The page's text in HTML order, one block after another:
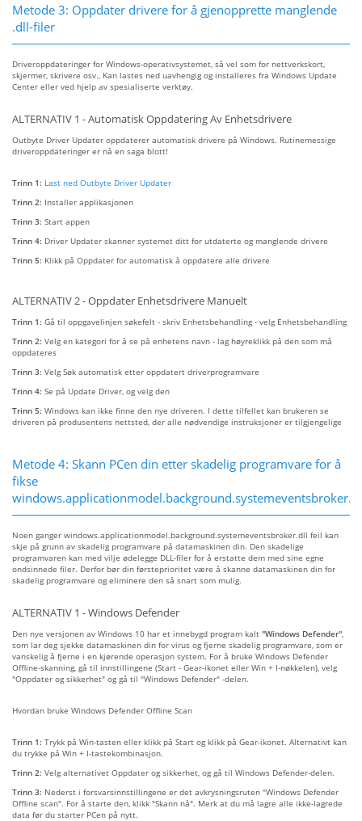
Metode 3: Oppdater drivere for å gjenopprette manglende
.dll-filer
Driveroppdateringer for Windows-operativsystemet, så vel som for nettverkskort,
skjermer, skrivere osv., Kan lastes ned uavhengig og installeres fra Windows Update
Center eller ved hjelp av spesialiserte verktøy.
ALTERNATIV 1 - Automatisk Oppdatering Av Enhetsdrivere
Outbyte Driver Updater oppdaterer automatisk drivere på Windows. Rutinemessige
driveroppdateringer er nå en saga blott!
Trinn 1: Last ned Outbyte Driver Updater
Trinn 2: Installer applikasjonen
Trinn 3: Start appen
Trinn 4: Driver Updater skanner systemet ditt for utdaterte og manglende drivere
Trinn 5: Klikk på Oppdater for automatisk å oppdatere alle drivere
ALTERNATIV 2 - Oppdater Enhetsdrivere Manuelt
Trinn 1: Gå til oppgavelinjen søkefelt - skriv Enhetsbehandling - velg Enhetsbehandling
Trinn 2: Velg en kategori for å se på enhetens navn - lag høyreklikk på den som må
oppdateres
Trinn 3: Velg Søk automatisk etter oppdatert driverprogramvare
Trinn 4: Se på Update Driver, og velg den
Trinn 5: Windows kan ikke finne den nye driveren. I dette tilfellet kan brukeren se
driveren på produsentens nettsted, der alle nødvendige instruksjoner er tilgjengelige
Metode 4: Skann PCen din etter skadelig programvare for å
fikse
Noen ganger windows.applicationmodel.background.systemeventsbroker.dll feil kan
skje på grunn av skadelig programvare på datamaskinen din. Den skadelige
programvaren kan med vilje ødelegge DLL-filer for å erstatte dem med sine egne
ondsinnede filer. Derfor bør din førsteprioritet være å skanne datamaskinen din for
skadelig programvare og eliminere den så snart som mulig.
ALTERNATIV 1 - Windows Defender
Den nye versjonen av Windows 10 har et innebygd program kalt "Windows Defender"
som lar deg sjekke datamaskinen din for virus og fjerne skadelig programvare, som er
vanskelig å fjerne i en kjørende operasjon system. For å bruke Windows Defender
Offline-skanning, gå til innstillingene (Start - Gear-ikonet eller Win + I-nøkkelen), velg
"Oppdater og sikkerhet" og gå til "Windows Defender" -delen.
Hvordan bruke Windows Defender Offline Scan
Trinn 1: Trykk på Win-tasten eller klikk på Start og klikk på Gear-ikonet. Alternativt kan
du trykke på Win + I-tastekombinasjon.
Trinn 2: Velg alternativet Oppdater og sikkerhet, og gå til Windows Defender-delen.
Trinn 3: Nederst i forsvarsinnstillingene er det avkrysningsruten "Windows Defender
Offline scan". For å starte den, klikk "Skann nå". Merk at du må lagre alle ikke-lagrede
data før du starter PCen på nytt.